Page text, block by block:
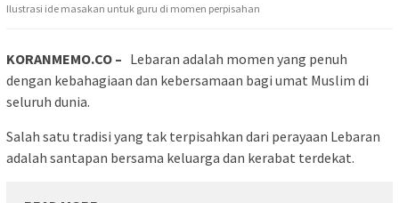
Ilustrasi ide masakan untuk guru di momen perpisahan
KORANMEMO.CO – Lebaran adalah momen yang penuh
dengan kebahagiaan dan kebersamaan bagi umat Muslim di
seluruh dunia.
Salah satu tradisi yang tak terpisahkan dari perayaan Lebaran
adalah santapan bersama keluarga dan kerabat terdekat.